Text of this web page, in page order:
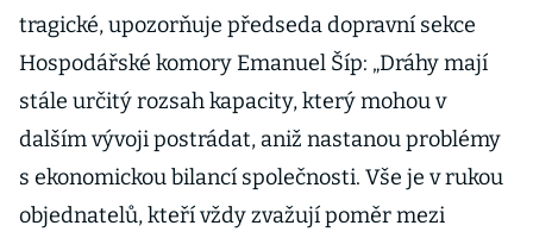
tragické, upozorňuje předseda dopravní sekce
Hospodářské komory Emanuel Šíp: „Dráhy mají
stále určitý rozsah kapacity, který mohou v
dalším vývoji postrádat, aniž nastanou problémy
s ekonomickou bilancí společnosti. Vše je v rukou
objednatelů, kteří vždy zvažují poměr mezi